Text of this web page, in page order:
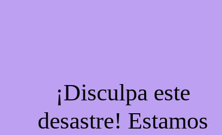
¡Disculpa este
desastre! Estamos